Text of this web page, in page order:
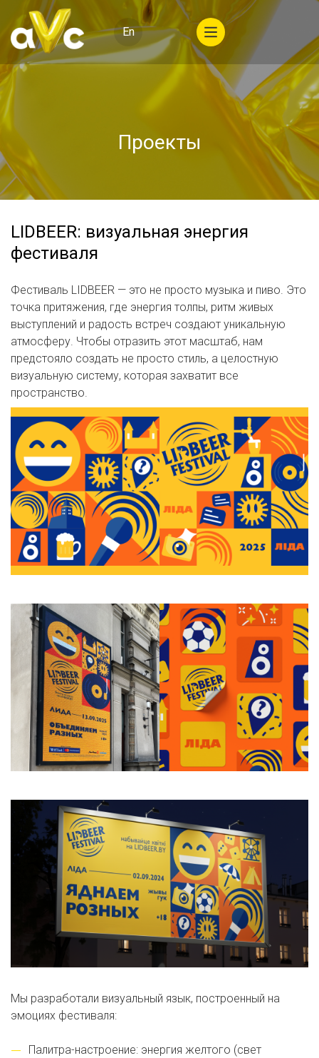
En
Проекты
LIDBEER: визуальная энергия
фестиваля
Фестиваль LIDBEER — это не просто музыка и пиво. Это
точка притяжения, где энергия толпы, ритм живых
выступлений и радость встреч создают уникальную
атмосферу. Чтобы отразить этот масштаб, нам
предстояло создать не просто стиль, а целостную
визуальную систему, которая захватит все
пространство.
Мы разработали визуальный язык, построенный на
эмоциях фестиваля:
Палитра-настроение: энергия желтого (свет